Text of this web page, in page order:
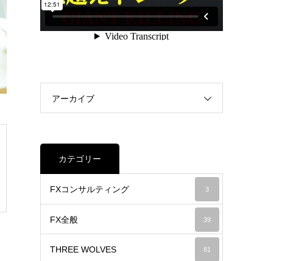
アーカイブ
カテゴリー
FXコンサルティング 3
FX全般 39
THREE WOLVES 81